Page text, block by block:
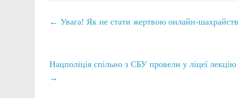
← Увага! Як не стати жертвою онлайн-
Нацполіція спільно з СБУ провели у ліцеї
→